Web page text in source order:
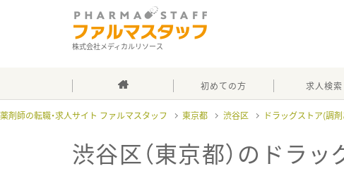
株式会社メディカルリソース
初めての方 求人検索
薬剤師の転職・求人サイト ファルマスタッフ 東京都 渋谷区 ドラッグストア(調
渋谷区（東京都）のドラ